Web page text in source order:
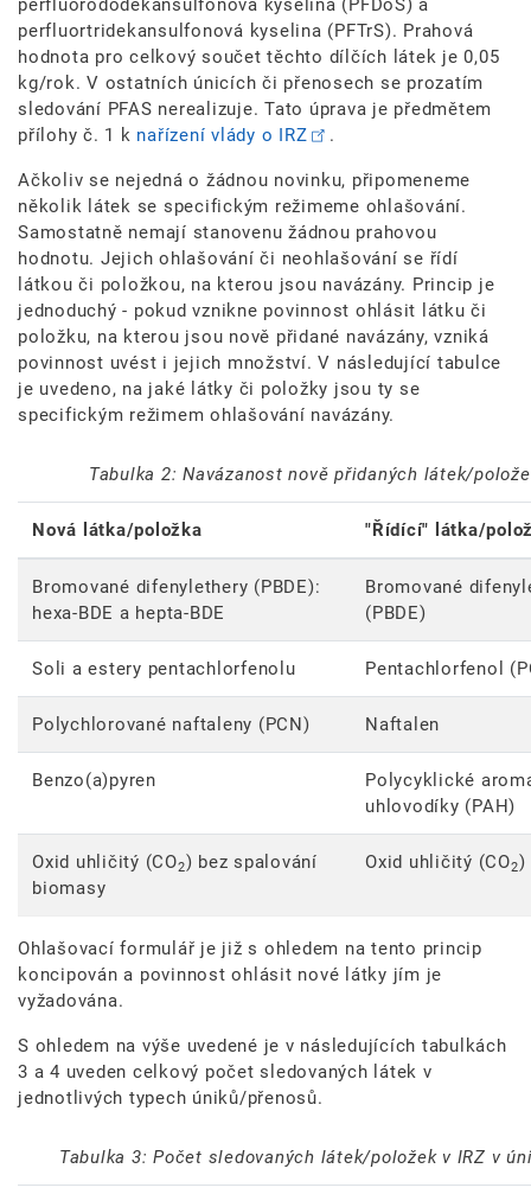
perfluorododekansulfonová kyselina (PFDoS) a
perfluortridekansulfonová kyselina (PFTrS). Prahová
hodnota pro celkový součet těchto dílčích látek je 0,05
kg/rok. V ostatních únicích či přenosech se prozatím
sledování PFAS nerealizuje. Tato úprava je předmětem
přílohy č. 1 k nařízení vlády o IRZ .
Ačkoliv se nejedná o žádnou novinku, připomeneme
několik látek se specifickým režimeme ohlašování.
Samostatně nemají stanovenu žádnou prahovou
hodnotu. Jejich ohlašování či neohlašování se řídí
látkou či položkou, na kterou jsou navázány. Princip je
jednoduchý - pokud vznikne povinnost ohlásit látku či
položku, na kterou jsou nově přidané navázány, vzniká
povinnost uvést i jejich množství. V následující tabulce
je uvedeno, na jaké látky či položky jsou ty se
specifickým režimem ohlašování navázány.
Tabulka 2: Navázanost nově přidaných látek/
Nová látka/položka "Řídící" látka/
Bromované difenylethery (PBDE):
hexa-BDE a hepta-BDE
Bromované
(PBDE)
Soli a estery pentachlorfenolu Pentachlorfenol
Polychlorované naftaleny (PCN) Naftalen
Benzo(a)pyren
Polycyklické
uhlovodíky (PAH)
Oxid uhličitý (CO2) bez spalování
biomasy
Oxid uhličitý (CO2)
Ohlašovací formulář je již s ohledem na tento princip
koncipován a povinnost ohlásit nové látky jím je
vyžadována.
S ohledem na výše uvedené je v následujících tabulkách
3 a 4 uveden celkový počet sledovaných látek v
jednotlivých typech úniků/přenosů.
Tabulka 3: Počet sledovaných látek/položek v IRZ v